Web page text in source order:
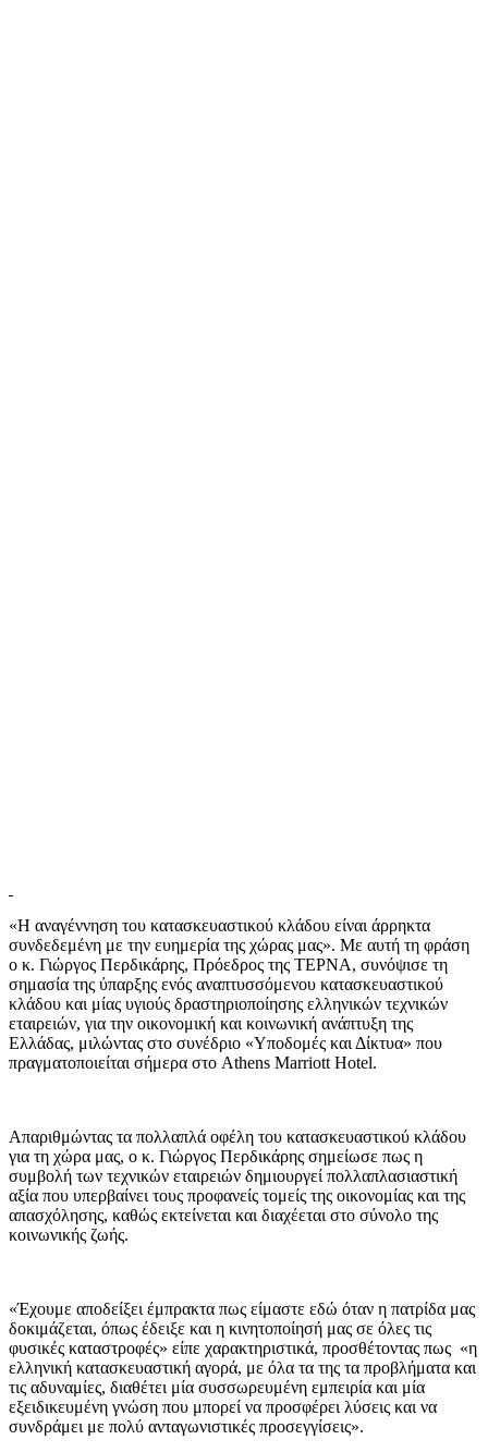
«Η αναγέννηση του κατασκευαστικού κλάδου είναι άρρηκτα
συνδεδεμένη με την ευημερία της χώρας μας». Με αυτή τη φράση
ο κ. Γιώργος Περδικάρης, Πρόεδρος της ΤΕΡΝΑ, συνόψισε τη
σημασία της ύπαρξης ενός αναπτυσσόμενου κατασκευαστικού
κλάδου και μίας υγιούς δραστηριοποίησης ελληνικών τεχνικών
εταιρειών, για την οικονομική και κοινωνική ανάπτυξη της
Ελλάδας, μιλώντας στο συνέδριο «Υποδομές και Δίκτυα» που
πραγματοποιείται σήμερα στο Athens Marriott Hotel.
Απαριθμώντας τα πολλαπλά οφέλη του κατασκευαστικού κλάδου
για τη χώρα μας, ο κ. Γιώργος Περδικάρης σημείωσε πως η
συμβολή των τεχνικών εταιρειών δημιουργεί πολλαπλασιαστική
αξία που υπερβαίνει τους προφανείς τομείς της οικονομίας και της
απασχόλησης, καθώς εκτείνεται και διαχέεται στο σύνολο της
κοινωνικής ζωής.
«Έχουμε αποδείξει έμπρακτα πως είμαστε εδώ όταν η πατρίδα μας
δοκιμάζεται, όπως έδειξε και η κινητοποίησή μας σε όλες τις
φυσικές καταστροφές» είπε χαρακτηριστικά, προσθέτοντας πως «η
ελληνική κατασκευαστική αγορά, με όλα τα της τα προβλήματα και
τις αδυναμίες, διαθέτει μία συσσωρευμένη εμπειρία και μία
εξειδικευμένη γνώση που μπορεί να προσφέρει λύσεις και να
συνδράμει με πολύ ανταγωνιστικές προσεγγίσεις».